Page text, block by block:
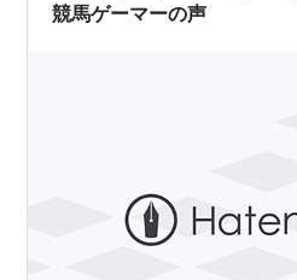
競馬ゲーマーの声